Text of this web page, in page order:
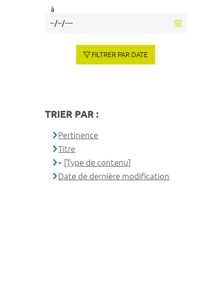
à
FILTRER PAR DATE
TRIER PAR :
Pertinence
Titre
[Type de contenu]
Date de dernière modification